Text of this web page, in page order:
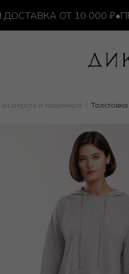
ОТ 10 000 ₽•ПРИ
шерсти и кашемира